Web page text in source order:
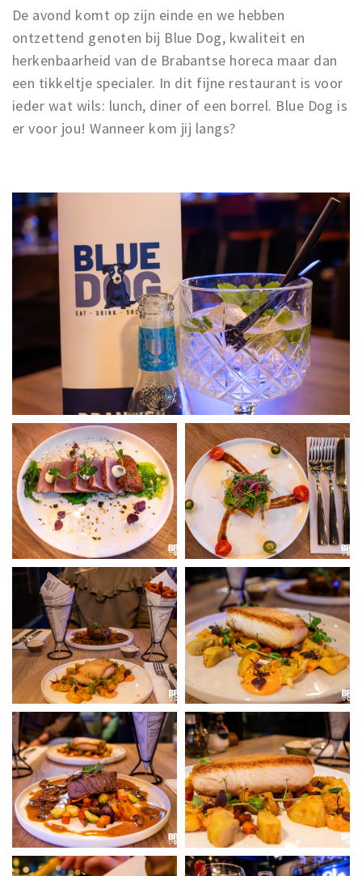
De avond komt op zijn einde en we hebben
ontzettend genoten bij Blue Dog, kwaliteit en
herkenbaarheid van de Brabantse horeca maar dan
een tikkeltje specialer. In dit fijne restaurant is voor
ieder wat wils: lunch, diner of een borrel. Blue Dog is
er voor jou! Wanneer kom jij langs?